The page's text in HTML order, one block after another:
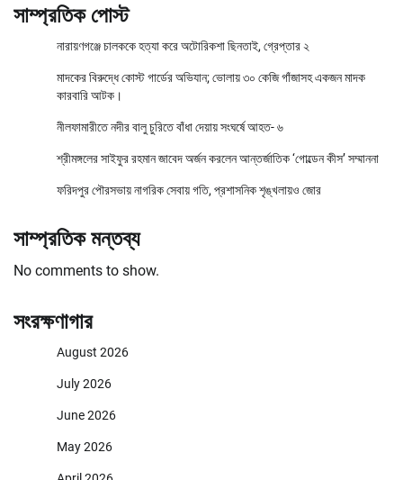
সাম্প্রতিক পোস্ট
নারায়ণগঞ্জে চালককে হত্যা করে অটোরিকশা ছিনতাই, গ্রেপ্তার ২
মাদকের বিরুদ্ধে কোস্ট গার্ডের অভিযান; ভোলায় ৩০ কেজি গাঁজাসহ একজন মাদক
কারবারি আটক।
নীলফামারীতে নদীর বালু চুরিতে বাঁধা দেয়ায় সংঘর্ষে আহত- ৬
শ্রীমঙ্গলের সাইফুর রহমান জাবেদ অর্জন করলেন আন্তর্জাতিক ‘গোল্ডেন কীস’ সম্মাননা
ফরিদপুর পৌরসভায় নাগরিক সেবায় গতি, প্রশাসনিক শৃঙ্খলায়ও জোর
সাম্প্রতিক মন্তব্য
No comments to show.
সংরক্ষণাগার
August 2026
July 2026
June 2026
May 2026